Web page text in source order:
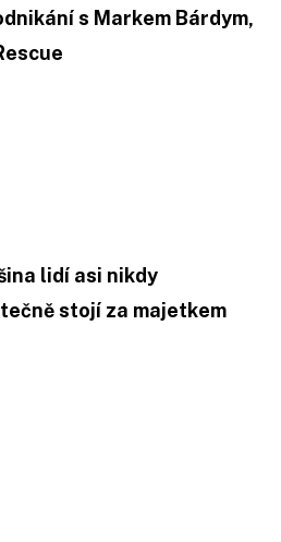
s Markem Bárdym,
lidí asi nikdy
stojí za majetkem